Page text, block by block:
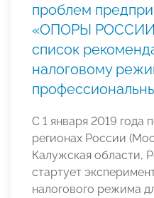
проблем
«ОПОРЫ
список
налоговому
С 1 января 2019 года
регионах России
Калужская области,
стартует
налогового режима